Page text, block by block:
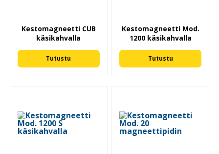
Kestomagneetti CUB
käsikahvalla
Tutustu
Kestomagneetti Mod.
1200 käsikahvalla
Tutustu